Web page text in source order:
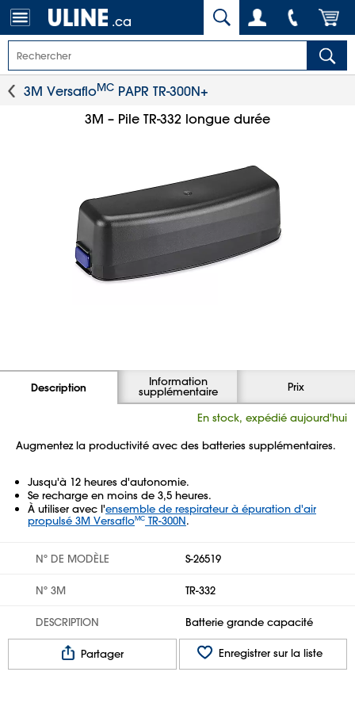
.ca
3M VersafloMC PAPR TR-300N+
3M – Pile TR-332 longue durée
Description Information
supplémentaire Prix
En stock, expédié aujourd'hui
Augmentez la productivité avec des batteries supplémentaires.
Jusqu'à 12 heures d'autonomie.
Se recharge en moins de 3,5 heures.
À utiliser avec l'ensemble de respirateur à épuration d'air
propulsé 3M VersafloMC TR-300N.
Nº DE MODÈLE S-26519
Nº 3M TR-332
DESCRIPTION Batterie grande capacité
Partager Enregistrer sur la liste